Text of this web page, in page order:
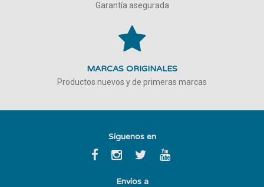
Garantía asegurada
MARCAS ORIGINALES
Productos nuevos y de primeras marcas
Síguenos en
Envíos a